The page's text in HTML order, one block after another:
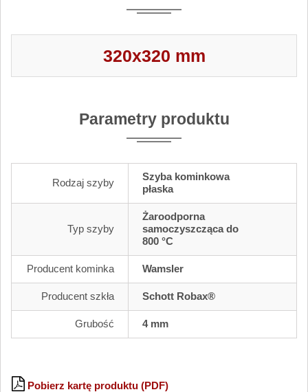
320x320 mm
Parametry produktu
Rodzaj szyby
Szyba kominkowa
płaska
Typ szyby
Żaroodporna
samoczyszcząca do
800 °C
Producent kominka Wamsler
Producent szkła Schott Robax®
Grubość 4 mm
Pobierz kartę produktu (PDF)